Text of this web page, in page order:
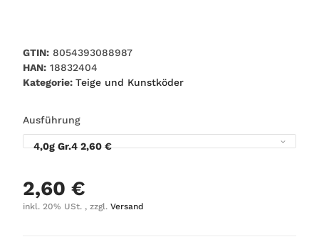
GTIN: 8054393088987
HAN: 18832404
Kategorie: Teige und Kunstköder
Ausführung
4,0g Gr.4 2,60 €
2,60 €
inkl. 20% USt. , zzgl. Versand